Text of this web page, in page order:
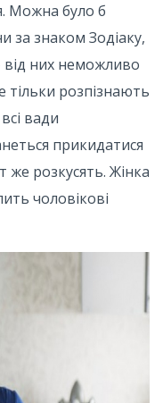
Можна було б
за знаком Зодіаку,
від них неможливо
розпізнають
вади
прикидатися
же розкусять. Жінка
чоловікові